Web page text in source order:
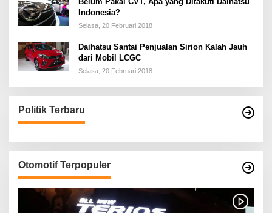
Indonesia?
Selasa, 20 Februari 2018
Daihatsu Santai Penjualan Sirion Kalah Jauh
dari Mobil LCGC
Selasa, 20 Februari 2018
Politik Terbaru
Otomotif Terpopuler